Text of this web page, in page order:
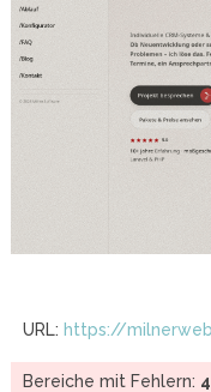
URL: https://
Bereiche mit Fehlern: 4